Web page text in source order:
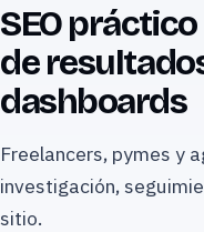
SEO
de
dashboards
Freelancers, pymes y
investigación,
sitio.